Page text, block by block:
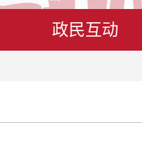
政民互动